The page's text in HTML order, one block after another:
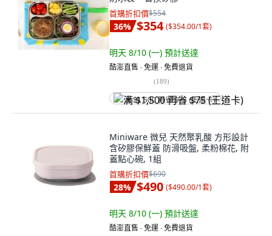
首購折扣價$554
36% $354 ($354.00/1套)
明天 8/10 (一) 預計送達
酷澎直售 ∙ 免運 ∙ 免費退貨
(189)
满 $1,500 再省 $75 (王道卡)
Miniware 微兒 天然聚乳酸 方形設計
含矽膠保鮮蓋 防滑吸盤, 柔粉棉花, 附
蓋點心碗, 1組
首購折扣價$690
28% $490 ($490.00/1套)
明天 8/10 (一) 預計送達
酷澎直售 ∙ 免運 ∙ 免費退貨